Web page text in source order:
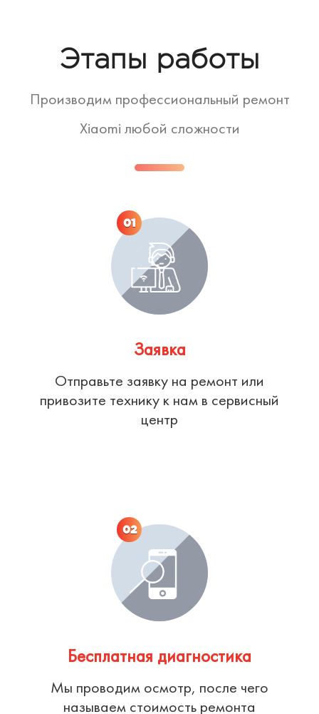
Этапы работы
Производим профессиональный ремонт
Xiaomi любой сложности
01
Заявка
Отправьте заявку на ремонт или
привозите технику к нам в сервисный
центр
02
Бесплатная диагностика
Мы проводим осмотр, после чего
называем стоимость ремонта